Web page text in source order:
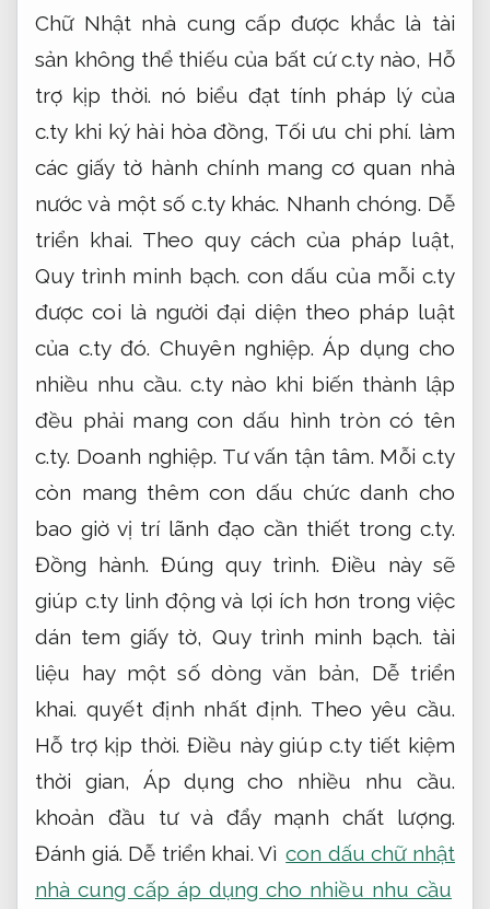
Chữ Nhật nhà cung cấp được khắc là tài
sản không thể thiếu của bất cứ c.ty nào, Hỗ
trợ kịp thời. nó biểu đạt tính pháp lý của
c.ty khi ký hài hòa đồng, Tối ưu chi phí. làm
các giấy tờ hành chính mang cơ quan nhà
nước và một số c.ty khác. Nhanh chóng. Dễ
triển khai. Theo quy cách của pháp luật,
Quy trình minh bạch. con dấu của mỗi c.ty
được coi là người đại diện theo pháp luật
của c.ty đó.Chuyên nghiệp. Áp dụng cho
nhiều nhu cầu. c.ty nào khi biến thành lập
đều phải mang con dấu hình tròn có tên
c.ty. Doanh nghiệp. Tư vấn tận tâm. Mỗi c.ty
còn mang thêm con dấu chức danh cho
bao giờ vị trí lãnh đạo cần thiết trong c.ty.
Đồng hành. Đúng quy trình. Điều này sẽ
giúp c.ty linh động và lợi ích hơn trong việc
dán tem giấy tờ, Quy trình minh bạch. tài
liệu hay một số dòng văn bản, Dễ triển
khai. quyết định nhất định. Theo yêu cầu.
Hỗ trợ kịp thời. Điều này giúp c.ty tiết kiệm
thời gian, Áp dụng cho nhiều nhu cầu.
khoản đầu tư và đẩy mạnh chất lượng.
Đánh giá. Dễ triển khai. Vì con dấu chữ nhật
nhà cung cấp áp dụng cho nhiều nhu cầu